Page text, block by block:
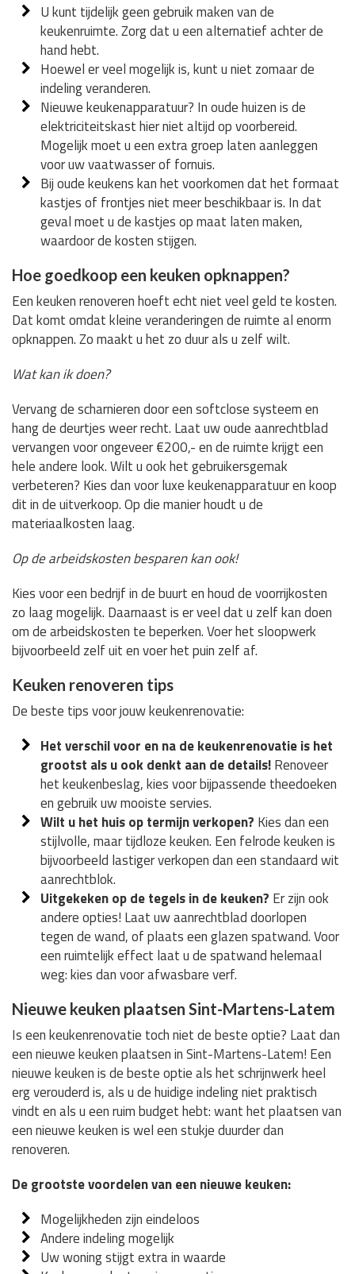
U kunt tijdelijk geen gebruik maken van de
keukenruimte. Zorg dat u een alternatief achter de
hand hebt.
Hoewel er veel mogelijk is, kunt u niet zomaar de
indeling veranderen.
Nieuwe keukenapparatuur? In oude huizen is de
elektriciteitskast hier niet altijd op voorbereid.
Mogelijk moet u een extra groep laten aanleggen
voor uw vaatwasser of fornuis.
Bij oude keukens kan het voorkomen dat het formaat
kastjes of frontjes niet meer beschikbaar is. In dat
geval moet u de kastjes op maat laten maken,
waardoor de kosten stijgen.
Hoe goedkoop een keuken opknappen?
Een keuken renoveren hoeft echt niet veel geld te kosten.
Dat komt omdat kleine veranderingen de ruimte al enorm
opknappen. Zo maakt u het zo duur als u zelf wilt.
Wat kan ik doen?
Vervang de scharnieren door een softclose systeem en
hang de deurtjes weer recht. Laat uw oude aanrechtblad
vervangen voor ongeveer €200,- en de ruimte krijgt een
hele andere look. Wilt u ook het gebruikersgemak
verbeteren? Kies dan voor luxe keukenapparatuur en koop
dit in de uitverkoop. Op die manier houdt u de
materiaalkosten laag.
Op de arbeidskosten besparen kan ook!
Kies voor een bedrijf in de buurt en houd de voorrijkosten
zo laag mogelijk. Daarnaast is er veel dat u zelf kan doen
om de arbeidskosten te beperken. Voer het sloopwerk
bijvoorbeeld zelf uit en voer het puin zelf af.
Keuken renoveren tips
De beste tips voor jouw keukenrenovatie:
Het verschil voor en na de keukenrenovatie is het
grootst als u ook denkt aan de details!Renoveer
het keukenbeslag, kies voor bijpassende theedoeken
en gebruik uw mooiste servies.
Wilt u het huis op termijn verkopen? Kies dan een
stijlvolle, maar tijdloze keuken. Een felrode keuken is
bijvoorbeeld lastiger verkopen dan een standaard wit
aanrechtblok.
Uitgekeken op de tegels in de keuken? Er zijn ook
andere opties! Laat uw aanrechtblad doorlopen
tegen de wand, of plaats een glazen spatwand. Voor
een ruimtelijk effect laat u de spatwand helemaal
weg: kies dan voor afwasbare verf.
Nieuwe keuken plaatsen Sint-Martens-Latem
Is een keukenrenovatie toch niet de beste optie? Laat dan
een nieuwe keuken plaatsen in Sint-Martens-Latem! Een
nieuwe keuken is de beste optie als het schrijnwerk heel
erg verouderd is, als u de huidige indeling niet praktisch
vindt en als u een ruim budget hebt: want het plaatsen van
een nieuwe keuken is wel een stukje duurder dan
renoveren.
De grootste voordelen van een nieuwe keuken:
Mogelijkheden zijn eindeloos
Andere indeling mogelijk
Uw woning stijgt extra in waarde